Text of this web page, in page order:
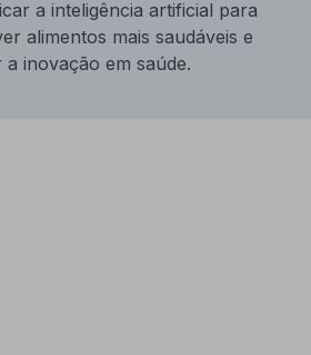
a inteligência artificial para
alimentos mais saudáveis e
inovação em saúde.